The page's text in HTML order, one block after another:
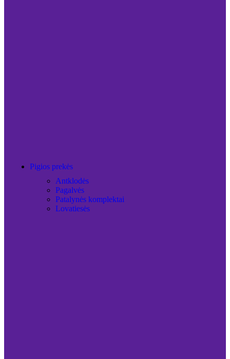
Pigios prekės
Antklodės
Pagalvės
Patalynės komplektai
Lovatiesės